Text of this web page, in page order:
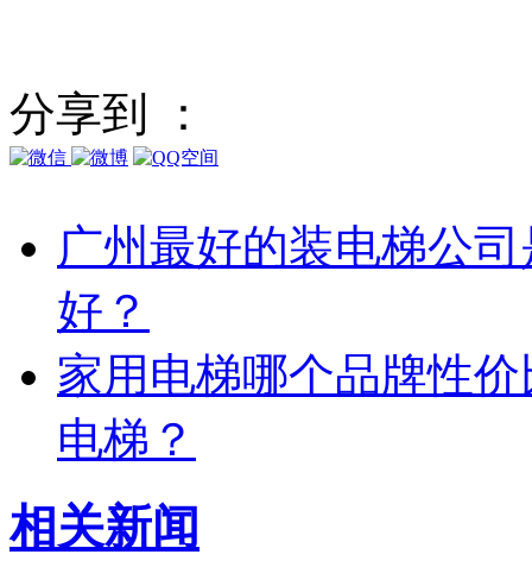
分享到 ：
广州最好的装电梯公
好？
家用电梯哪个品牌性
电梯？
相关新闻